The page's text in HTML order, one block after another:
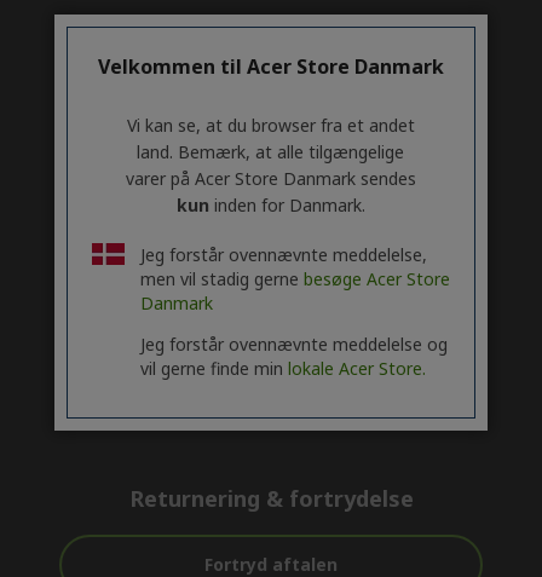
ACERh
d
e
n
SUPPORTh
d
d
e
n
ACCOUNTh
i
d
d
n
ACER STORE
h
i
e
n
Returnering & fortrydelse
Fortryd aftalen
Velkommen til Acer Store Danmark
Vi kan se, at du browser fra et andet
land. Bemærk, at alle tilgængelige
varer på Acer Store Danmark sendes
kun inden for Danmark.
Jeg forstår ovennævnte meddelelse,
men vil stadig gerne besøge Acer Store
Danmark
Jeg forstår ovennævnte meddelelse og
vil gerne finde min lokale Acer Store.